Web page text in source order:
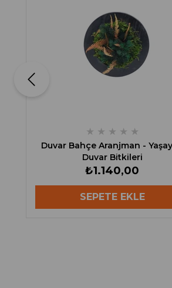
★ ★ ★ ★ ★
Duvar Bahçe Aranjman - Yaşayan
Duvar Bitkileri
₺1.140,00
SEPETE EKLE